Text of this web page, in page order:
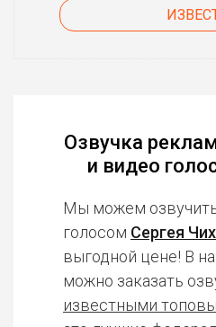
Озвучка
и видео
Мы можем
голосом Сергея
выгодной цене! В
можно заказать
известными